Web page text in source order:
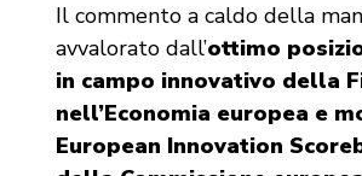
Il commento a caldo della
avvalorato dall’ottimo
in campo innovativo della
nell’Economia europea e
European Innovation